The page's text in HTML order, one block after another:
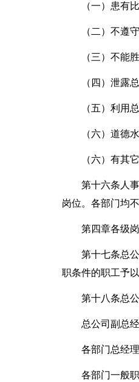
（一）患有
（二）不遵
（三）不能
（四）泄露
（五）利用
（六）道德
（六）有其
第十六条人
岗位。各部门均
第四章各级
第十七条总
职条件的职工予
第十八条总
总公司副总
各部门总经
各部门一般